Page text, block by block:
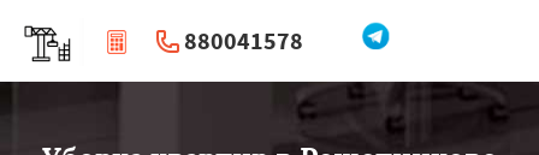
880041578
| Перезвоните мне